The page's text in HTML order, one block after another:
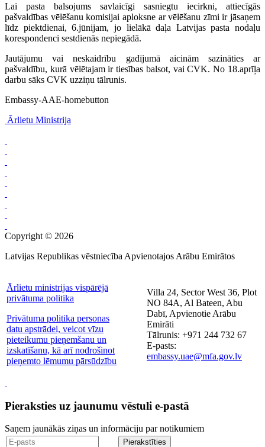
Lai pasta balsojums savlaicīgi sasniegtu iecirkni, attiecīgās
pašvaldības vēlēšanu komisijai aploksne ar vēlēšanu zīmi ir jāsaņem
līdz piektdienai, 6.jūnijam, jo lielākā daļa Latvijas pasta nodaļu
korespondenci sestdienās nepiegādā.
Jautājumu vai neskaidrību gadījumā aicinām sazināties ar
pašvaldību, kurā vēlētajam ir tiesības balsot, vai CVK. No 18.aprīļa
darbu sāks CVK uzziņu tālrunis.
Embassy-AAE-homebutton
Ārlietu Ministrija
Copyright © 2026
Latvijas Republikas vēstniecība Apvienotajos Arābu Emirātos
Ārlietu ministrijas vispārējā
privātuma politika
Privātuma politika personas
datu apstrādei, veicot vīzu
pieteikumu pieņemšanu un
izskatīšanu, kā arī nodrošinot
pieņemto lēmumu pārsūdzību
Villa 24, Sector West 36, Plot
NO 84A, Al Bateen, Abu
Dabī, Apvienotie Arābu
Emirāti
Tālrunis: +971 244 732 67
E-pasts:
embassy.uae@mfa.gov.lv
Pieraksties uz jaunumu vēstuli e-pastā
Saņem jaunākās ziņas un informāciju par notikumiem